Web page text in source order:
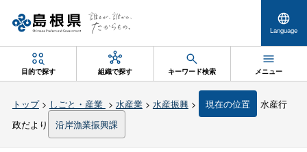
Language
目的で探す 組織で探す キーワード検索 メニュー
トップ> しごと・産業 > 水産業> 水産振興> 現在の位置
水産行
政だより
沿岸漁業振興課